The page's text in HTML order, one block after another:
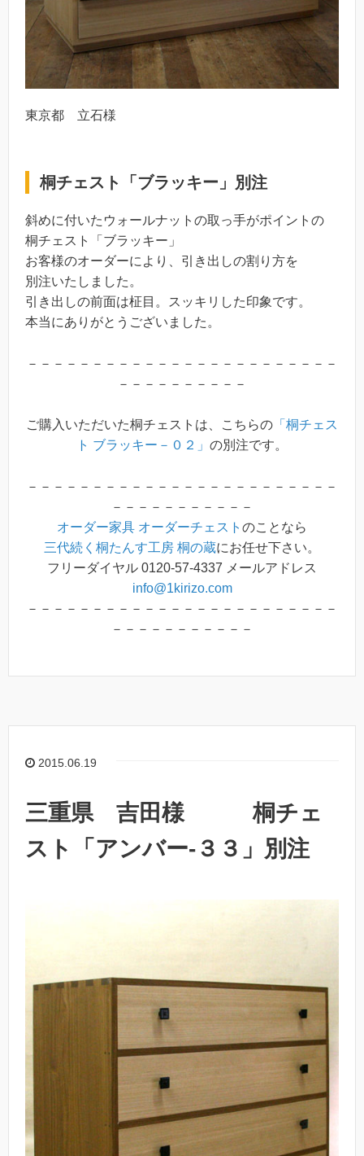
東京都 立石様
桐チェスト「ブラッキー」別注
斜めに付いたウォールナットの取っ手がポイントの
桐チェスト「ブラッキー」
お客様のオーダーにより、引き出しの割り方を
別注いたしました。
引き出しの前面は柾目。スッキリした印象です。
本当にありがとうございました。
－－－－－－－－－－－－－－－－－－－－－－－－
－－－－－－－－－－
ご購入いただいた桐チェストは、こちらの 「桐チェス
ト ブラッキー－０２」 の別注です。
－－－－－－－－－－－－－－－－－－－－－－－－
－－－－－－－－－－－
オーダー家具 オーダーチェスト のことなら
三代続く桐たんす工房 桐の蔵にお任せ下さい。
フリーダイヤル 0120-57-4337 メールアドレス
info@1kirizo.com
－－－－－－－－－－－－－－－－－－－－－－－－
－－－－－－－－－－－
2015.06.19
三重県 吉田様 桐チェ
スト「アンバー-３３」別注